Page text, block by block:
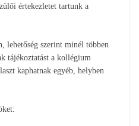
értekezletet tartunk a
lehetőség szerint minél többen
tájékoztatást a kollégium
kaphatnak egyéb, helyben